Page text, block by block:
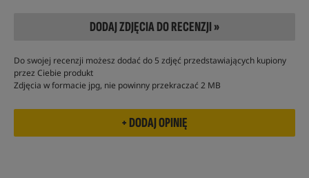
DODAJ ZDJĘCIA DO RECENZJI »
Do swojej recenzji możesz dodać do 5 zdjęć przedstawiających kupiony
przez Ciebie produkt
Zdjęcia w formacie jpg, nie powinny przekraczać 2 MB